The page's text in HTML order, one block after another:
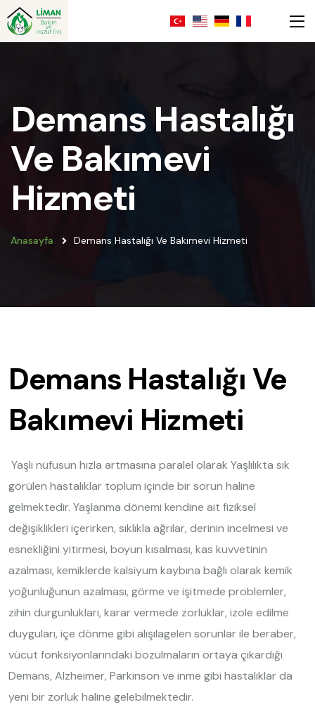
Demans Hastalığı
Ve Bakımevi
Hizmeti
Anasayfa Demans Hastalığı Ve Bakımevi Hizmeti
Demans Hastalığı Ve
Bakımevi Hizmeti
Yaşlı nüfusun hızla artmasına paralel olarak Yaşlılıkta sık
görülen hastalıklar toplum içinde bir sorun haline
gelmektedir. Yaşlanma dönemi kendine ait fiziksel
değişiklikleri içerirken, sıklıkla ağrılar, derinin incelmesi ve
esnekliğini yitirmesi, boyun kısalması, kas kuvvetinin
azalması, kemiklerde kalsiyum kaybına bağlı olarak kemik
yoğunluğunun azalması, görme ve işitmede problemler,
zihin durgunlukları, karar vermede zorluklar, izole edilme
duyguları, içe dönme gibi alışılagelen sorunlar ile beraber,
vücut fonksiyonlarındaki bozulmaların ortaya çıkardığı
Demans, Alzheimer, Parkinson ve inme gibi hastalıklar da
yeni bir zorluk haline gelebilmektedir.